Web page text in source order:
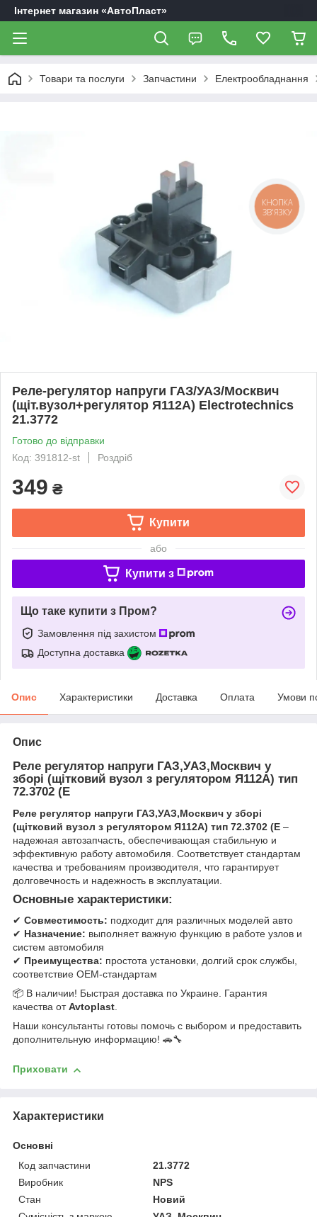
Інтернет магазин «АвтоПласт»
Товари та послуги Запчастини Електрообладнання
Реле-регулятор напруги ГАЗ/УАЗ/Москвич
(щіт.вузол+регулятор Я112А) Electrotechnics
21.3772
Готово до відправки
Код: 391812-st
Роздріб
349 ₴
Купити
або
Купити з
Що таке купити з Пром?
Замовлення під захистом
Доступна доставка
Опис Характеристики Доставка Оплата Умови
Опис
Реле регулятор напруги ГАЗ,УАЗ,Москвич у
зборі (щітковий вузол з регулятором Я112А) тип
72.3702 (E
Реле регулятор напруги ГАЗ,УАЗ,Москвич у зборі
(щітковий вузол з регулятором Я112А) тип 72.3702 (E –
надежная автозапчасть, обеспечивающая стабильную и
эффективную работу автомобиля. Соответствует стандартам
качества и требованиям производителя, что гарантирует
долговечность и надежность в эксплуатации.
Основные характеристики:
✔ Совместимость: подходит для различных моделей авто
✔ Назначение: выполняет важную функцию в работе узлов и
систем автомобиля
✔ Преимущества: простота установки, долгий срок службы,
соответствие OEM-стандартам
📦 В наличии! Быстрая доставка по Украине. Гарантия
качества отAvtoplast.
Наши консультанты готовы помочь с выбором и предоставить
дополнительную информацию! 🚗🔧
Приховати
Характеристики
Основні
Код запчастини
21.3772
Виробник
NPS
Стан
Новий
КНОПКА
ЗВ'ЯЗКУ